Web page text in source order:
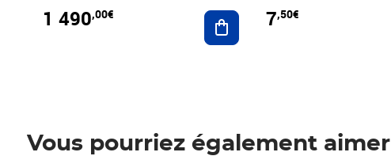
1 490,00€ Ajouter au panier
7,50€
Vous pourriez également aimer